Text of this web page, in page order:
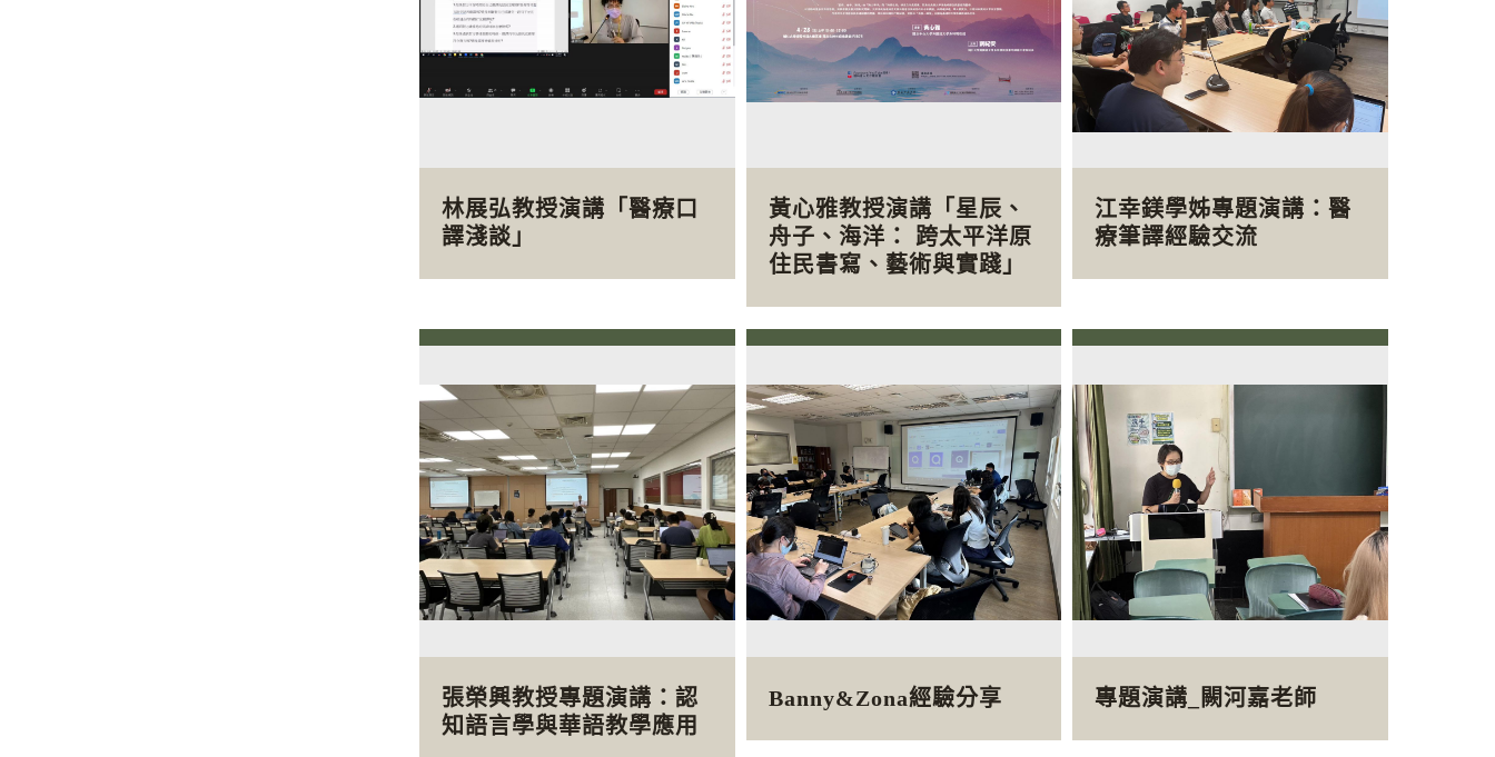
林展弘教授演講「醫療口
譯淺談」
黃心雅教授演講「星辰、
舟子、海洋： 跨太平洋原
住民書寫、藝術與實踐」
江幸鎂學姊專題演講：醫
療筆譯經驗交流
張榮興教授專題演講：認
知語言學與華語教學應用
Banny&Zona經驗分享 專題演講_闕河嘉老師